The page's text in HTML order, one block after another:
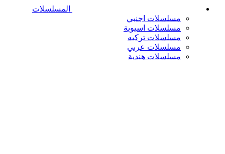
المسلسلات
مسلسلات اجنبي
مسلسلات اسيوية
مسلسلات تركيه
مسلسلات عربي
مسلسلات هندية